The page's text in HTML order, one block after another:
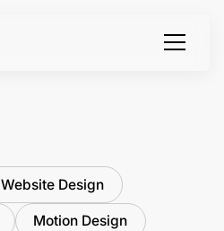
Website Design
Motion Design